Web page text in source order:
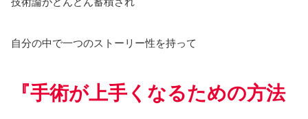
自分の中で一つのストーリー性を持って
『手術が上手くなるための方法